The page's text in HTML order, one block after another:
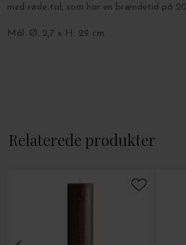
med røde tal, som har en brændetid på
Mål: Ø: 2,7 x H: 29 cm.
Relaterede produkter